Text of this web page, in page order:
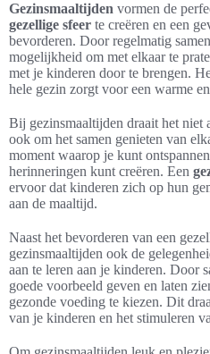
Gezinsmaaltijden vormen de
gezellige sfeer te creëren en een
bevorderen. Door regelmatig
mogelijkheid om met elkaar te
met je kinderen door te brengen.
hele gezin zorgt voor een warme
Bij gezinsmaaltijden draait het niet
ook om het samen genieten van
moment waarop je kunt
herinneringen kunt creëren. Een
ervoor dat kinderen zich op hun
aan de maaltijd.
Naast het bevorderen van een
gezinsmaaltijden ook de
aan te leren aan je kinderen. Door
goede voorbeeld geven en laten
gezonde voeding te kiezen. Dit
van je kinderen en het stimuleren